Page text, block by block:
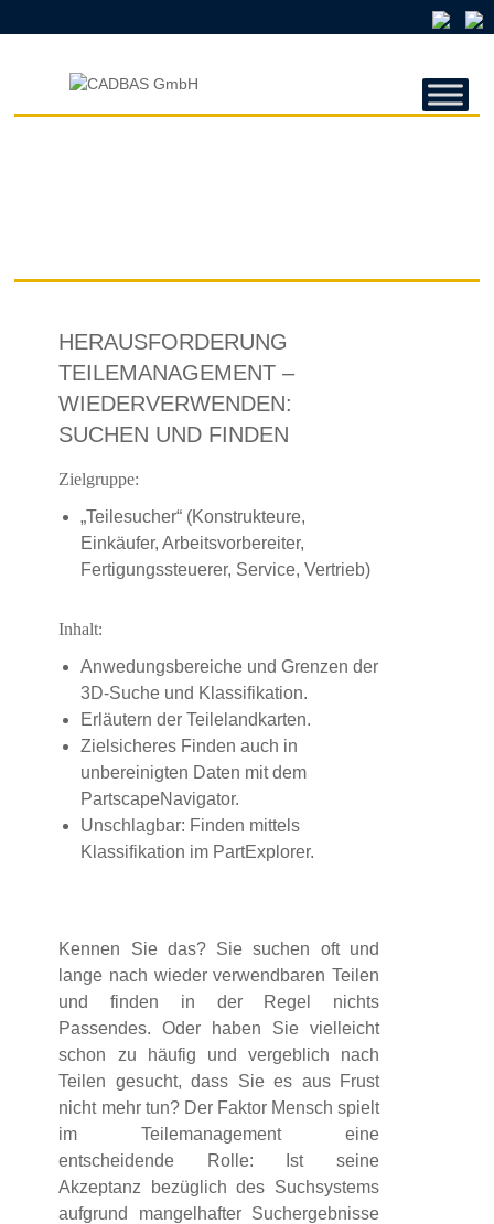
CADBAS
HERAUSFORDERUNG
TEILEMANAGEMENT –
WIEDERVERWENDEN:
SUCHEN UND FINDEN
Zielgruppe:
„Teilesucher“ (Konstrukteure,
Einkäufer, Arbeitsvorbereiter,
Fertigungssteuerer, Service, Vertrieb)
Inhalt:
Anwedungsbereiche und Grenzen der
3D-Suche und Klassifikation.
Erläutern der Teilelandkarten.
Zielsicheres Finden auch in
unbereinigten Daten mit dem
PartscapeNavigator.
Unschlagbar: Finden mittels
Klassifikation im PartExplorer.
Kennen Sie das? Sie suchen oft und
lange nach wieder verwendbaren Teilen
und finden in der Regel nichts
Passendes. Oder haben Sie vielleicht
schon zu häufig und vergeblich nach
Teilen gesucht, dass Sie es aus Frust
nicht mehr tun? Der Faktor Mensch spielt
im Teilemanagement eine
entscheidende Rolle: Ist seine
Akzeptanz bezüglich des Suchsystems
aufgrund mangelhafter Suchergebnisse